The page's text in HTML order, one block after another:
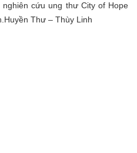
cứu ung thư City of Hope
Huyền Thư – Thùy Linh